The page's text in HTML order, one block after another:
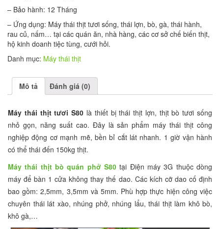
– Bảo hành: 12 Tháng
– Ứng dụng: Máy thái thịt tươi sống, thái lợn, bò, gà, thái hành,
rau củ, nấm… tại các quán ăn, nhà hàng, các cơ sở chế biến thịt,
hộ kinh doanh tiệc tùng, cưới hỏi.
Danh mục: Máy thái thịt
Mô tả Đánh giá (0)
Máy thái thịt tươi S80 là thiết bị thái thịt lợn, thịt bò tươi sống
nhỏ gọn, năng suất cao. Đây là sản phẩm máy thái thịt công
nghiệp động cơ mạnh mẽ, bền bỉ cắt lát nhanh. 1 giờ vận hành
có thể thái đến 150kg thịt.
Máy thái thịt bò quán phở S80 tại Điện máy 3G thuộc dòng
máy để bàn 1 cửa không thay thế dao. Các kích cỡ dao cố định
bao gồm: 2,5mm, 3,5mm và 5mm. Phù hợp thực hiện công việc
chuyên thái lát xào, nhúng phở, nhúng lẩu, thái thịt làm khô bò,
khô gà,…